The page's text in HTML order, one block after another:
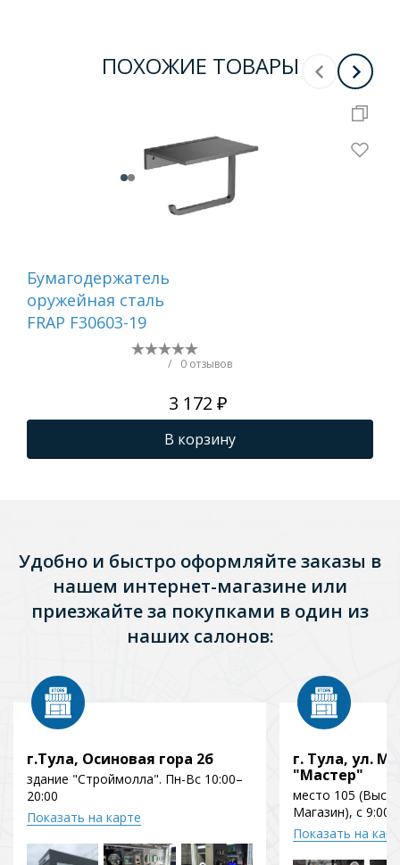
ПОХОЖИЕ ТОВАРЫ
Бумагодержатель
оружейная сталь
FRAP F30603-19
/ 0 отзывов
3 172 ₽
В корзину
Удобно и быстро оформляйте заказы в
нашем интернет-магазине или
приезжайте за покупками в один из
наших салонов:
г.Тула, Осиновая гора 2б
здание "Строймолла". Пн-Вс 10:00–
20:00
Показать на карте
г. Тула, ул.
"Мастер"
место 105
Магазин), с 9:00
Показать на